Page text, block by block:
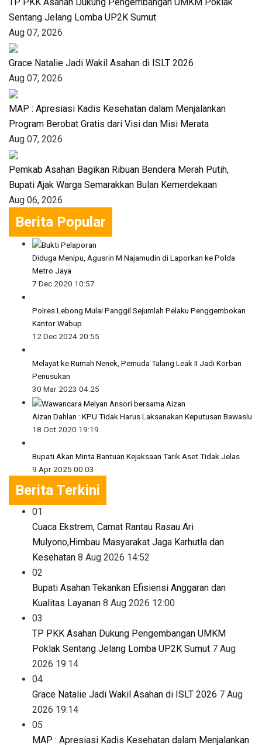
Sentang Jelang Lomba UP2K Sumut
Aug 07, 2026
Grace Natalie Jadi Wakil Asahan di ISLT 2026
Aug 07, 2026
MAP : Apresiasi Kadis Kesehatan dalam Menjalankan
Program Berobat Gratis dari Visi dan Misi Merata
Aug 07, 2026
Pemkab Asahan Bagikan Ribuan Bendera Merah Putih,
Bupati Ajak Warga Semarakkan Bulan Kemerdekaan
Aug 06, 2026
Berita Popular
Diduga Menipu, Agusrin M Najamudin di Laporkan ke Polda
Metro Jaya
7 Dec 2020 10:57
Polres Lebong Mulai Panggil Sejumlah Pelaku Penggembokan
Kantor Wabup
12 Dec 2024 20:55
Melayat ke Rumah Nenek, Pemuda Talang Leak II Jadi Korban
Penusukan
30 Mar 2023 04:25
Aizan Dahlan : KPU Tidak Harus Laksanakan Keputusan Bawaslu
18 Oct 2020 19:19
Bupati Akan Minta Bantuan Kejaksaan Tarik Aset Tidak Jelas
9 Apr 2025 00:03
Berita Terkini
01
Cuaca Ekstrem, Camat Rantau Rasau Ari
Mulyono,Himbau Masyarakat Jaga Karhutla dan
Kesehatan 8 Aug 2026 14:52
02
Bupati Asahan Tekankan Efisiensi Anggaran dan
Kualitas Layanan 8 Aug 2026 12:00
03
TP PKK Asahan Dukung Pengembangan UMKM
Poklak Sentang Jelang Lomba UP2K Sumut 7 Aug
2026 19:14
04
Grace Natalie Jadi Wakil Asahan di ISLT 2026 7 Aug
2026 19:14
05
MAP : Apresiasi Kadis Kesehatan dalam Menjalankan